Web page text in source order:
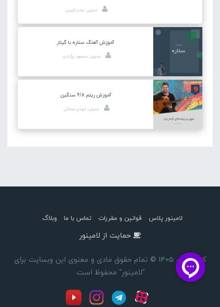
مدرس: سام کریمی
آموزش آهنگ ستاره با گیتار
مدرس: مسعود برآبادی
آموزش ریتم 6/8 سنگین
مدرس: مهدی صفاتی
لامینور پلاس قوانین و مقررات تماس با ما وبلاگ
حمایت از لامینور
کپی رایت 1405 © تمام حقوق مادی و معنوی این وبسایت برای
"لامینور" محفوظ است.